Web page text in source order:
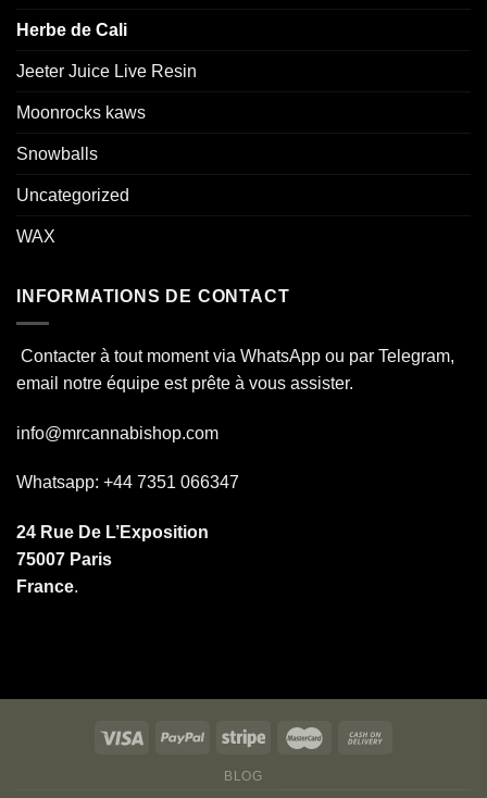
Herbe de Cali
Jeeter Juice Live Resin
Moonrocks kaws
Snowballs
Uncategorized
WAX
INFORMATIONS DE CONTACT
Contacter à tout moment via WhatsApp ou par Telegram,
email notre équipe est prête à vous assister.
info@mrcannabishop.com
Whatsapp: +44 7351 066347
24 Rue De L’Exposition
75007 Paris
France.
BLOG